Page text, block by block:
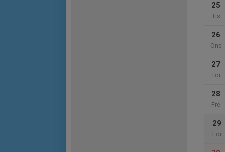
25
Tis
26
Ons
27
Tor
28
Fre
29
Lör